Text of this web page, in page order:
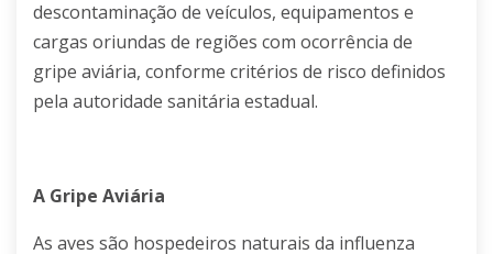
descontaminação de veículos, equipamentos e
cargas oriundas de regiões com ocorrência de
gripe aviária, conforme critérios de risco definidos
pela autoridade sanitária estadual.
A Gripe Aviária
As aves são hospedeiros naturais da influenza